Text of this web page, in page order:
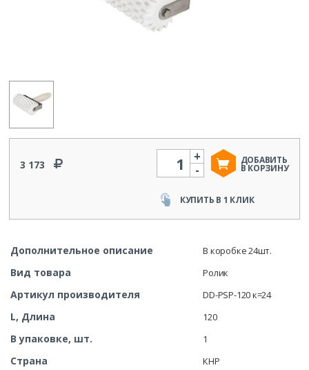
3 173
Количество
-
+ ДОБАВИТЬ
В КОРЗИНУ
КУПИТЬ В 1 КЛИК
Дополнительное описание В коробке 24шт.
Вид товара Ролик
Артикул производителя DD-PSP-120 к=24
L, Длина 120
В упаковке, шт. 1
Страна КНР